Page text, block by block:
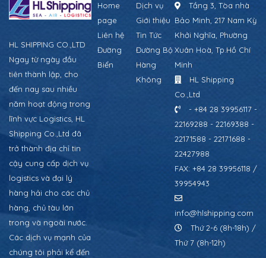
HL SHIPPING CO.,LTD
Ngay từ ngày đầu
tiên thành lập, cho
đến nay sau nhiều
năm hoạt động trong
lĩnh vực Logistics, HL
Shipping Co.,Ltd đã
trở thành địa chỉ tin
cậy cung cấp dịch vụ
logistics và đại lý
hàng hải cho các chủ
hàng, chủ tàu lớn
trong và ngoài nước.
Các dịch vụ mạnh của
chúng tôi phải kể đến
Home
page
Dịch vụ
Giới thiệu
Liên hệ
Tin Tức
Đường
Biển
Đường Bộ
Hàng
Không
Tầng 3, Tòa nhà
Bảo Minh, 217 Nam Kỳ
Khởi Nghĩa, Phường
Xuân Hoà, Tp.Hồ Chí
Minh
HL Shipping
Co.,Ltd
- +84 28 39956117 -
22169288 - 22169388 -
22171588 - 22171688 -
22427988
FAX: +84 28 39956118 /
39954943
info@hlshipping.com
Thứ 2-6 (8h-18h) /
Thứ 7 (8h-12h)